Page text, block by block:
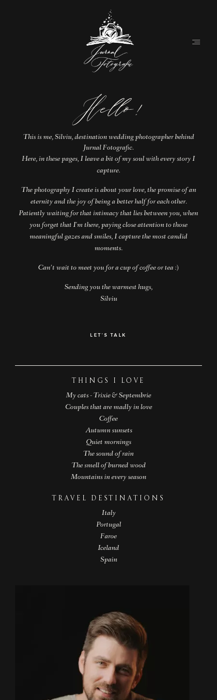
Hello!
This is me, Silviu, destination wedding photographer behind
Jurnal Fotografic.
Here, in these pages, I leave a bit of my soul with every story I
capture.
The photography I create is about your love, the promise of an
eternity and the joy of being a better half for each other.
Patiently waiting for that intimacy that lies between you, when
you forget that I'm there, paying close attention to those
meaningful gazes and smiles, I capture the most candid
moments.
Can’t wait to meet you for a cup of coffee or tea :)
Sending you the warmest hugs,
Silviu
LET'S TALK
THINGS I LOVE
My cats - Trixie & Septembrie
Couples that are madly in love
Coffee
Autumn sunsets
Quiet mornings
The sound of rain
The smell of burned wood
Mountains in every season
TRAVEL DESTINATIONS
Italy
Portugal
Faroe
Iceland
Spain
Stories
Contact